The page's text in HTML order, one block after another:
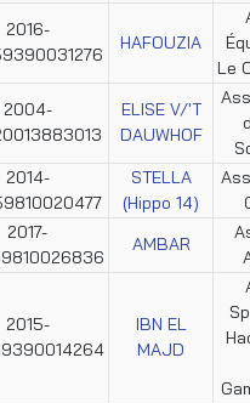
2016-
HAFOUZIA
Le
2004-
ELISE V/'T
DAUWHOF
2014-
STELLA
(Hippo 14)
2017-
AMBAR
2015-
IBN EL
MAJD